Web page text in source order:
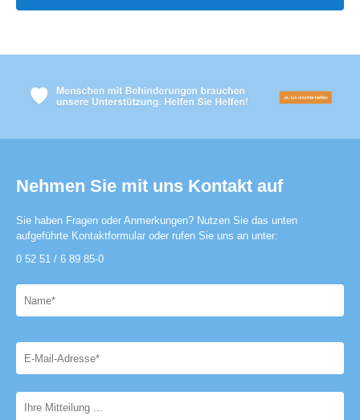
Nehmen Sie mit uns Kontakt auf
Sie haben Fragen oder Anmerkungen? Nutzen Sie das unten
aufgeführte Kontaktformular oder rufen Sie uns an unter:
0 52 51 / 6 89 85-0